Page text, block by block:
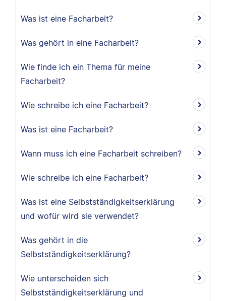
Was ist eine Facharbeit?
Was gehört in eine Facharbeit?
Wie finde ich ein Thema für meine
Facharbeit?
Wie schreibe ich eine Facharbeit?
Was ist eine Facharbeit?
Wann muss ich eine Facharbeit schreiben?
Wie schreibe ich eine Facharbeit?
Was ist eine Selbstständigkeitserklärung
und wofür wird sie verwendet?
Was gehört in die
Selbstständigkeitserklärung?
Wie unterscheiden sich
Selbstständigkeitserklärung und